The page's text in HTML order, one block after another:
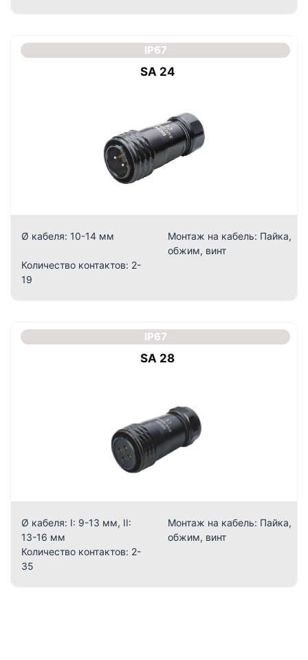
SA 24
IP67
Ø кабеля: 10-14 мм Монтаж на кабель: Пайка,
обжим, винт
Количество контактов: 2-
19
SA 28
IP67
Ø кабеля: I: 9-13 мм, II:
13-16 мм
Монтаж на кабель: Пайка,
обжим, винт
Количество контактов: 2-
35